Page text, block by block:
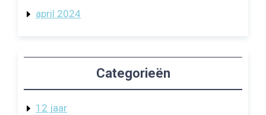
april 2024
Categorieën
12 jaar